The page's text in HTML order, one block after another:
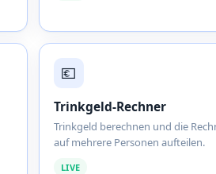
💶
Trinkgeld-Rechner
Trinkgeld berechnen und die
auf mehrere Personen aufteilen.
LIVE